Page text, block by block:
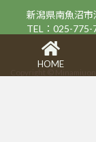
新潟県南魚沼
TEL：025-775-
HOME